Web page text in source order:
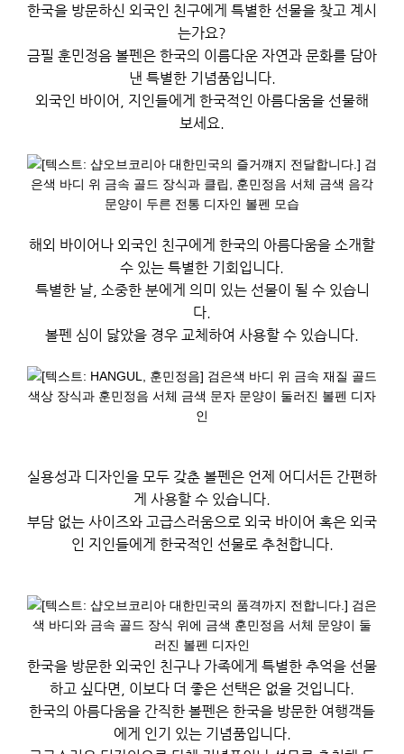
한국을 방문하신 외국인 친구에게 특별한 선물을 찾고 계시
는가요?
금필 훈민정음 볼펜은 한국의 이름다운 자연과 문화를 담아
낸 특별한 기념품입니다.
외국인 바이어, 지인들에게 한국적인 아름다움을 선물해
보세요.
해외 바이어나 외국인 친구에게 한국의 아름다움을 소개할
수 있는 특별한 기회입니다.
특별한 날, 소중한 분에게 의미 있는 선물이 될 수 있습니
다.
볼펜 심이 닳았을 경우 교체하여 사용할 수 있습니다.
실용성과 디자인을 모두 갖춘 볼펜은 언제 어디서든 간편하
게 사용할 수 있습니다.
부담 없는 사이즈와 고급스러움으로 외국 바이어 혹은 외국
인 지인들에게 한국적인 선물로 추천합니다.
한국을 방문한 외국인 친구나 가족에게 특별한 추억을 선물
하고 싶다면, 이보다 더 좋은 선택은 없을 것입니다.
한국의 아름다움을 간직한 볼펜은 한국을 방문한 여행객들
에게 인기 있는 기념품입니다.